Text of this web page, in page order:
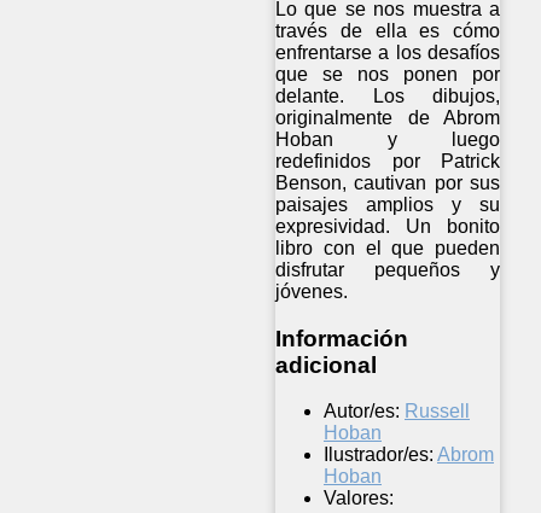
Lo que se nos muestra a
través de ella es cómo
enfrentarse a los desafíos
que se nos ponen por
delante. Los dibujos,
originalmente de Abrom
Hoban y luego
redefinidos por Patrick
Benson, cautivan por sus
paisajes amplios y su
expresividad. Un bonito
libro con el que pueden
disfrutar pequeños y
jóvenes.
Información
adicional
Autor/es: Russell
Hoban
Ilustrador/es: Abrom
Hoban
Valores: